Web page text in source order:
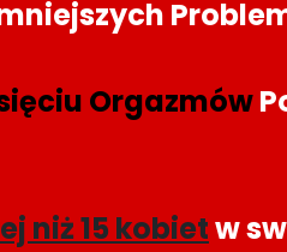
Orgazmów
niż 15 kobietw